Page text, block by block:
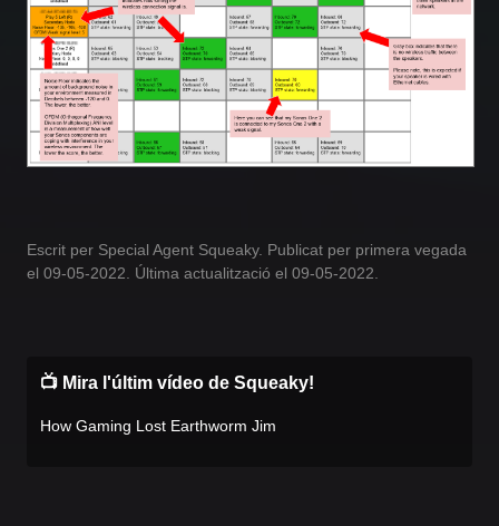
Escrit per Special Agent Squeaky. Publicat per primera vegada
el 09-05-2022. Última actualització el 09-05-2022.
📺 Mira l'últim vídeo de Squeaky!
How Gaming Lost Earthworm Jim